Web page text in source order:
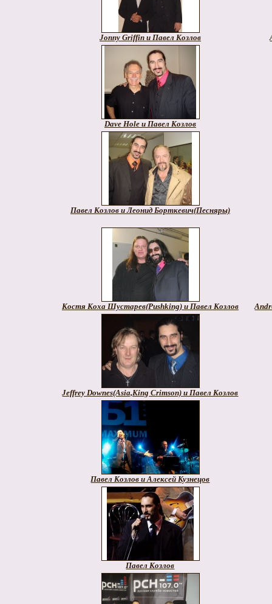
Jonny Griffin и Павел Козлов
Dave Hole и Павел Козлов
Павел Козлов и Леонид Борткевич(Песняры)
Костя Коха Шустарев(Pushking) и Павел Козлов
Jeffrey Downes(Asia,King Crimson) и Павел Козлов
Павел Козлов и Алексей Кузнецов
Павел Козлов